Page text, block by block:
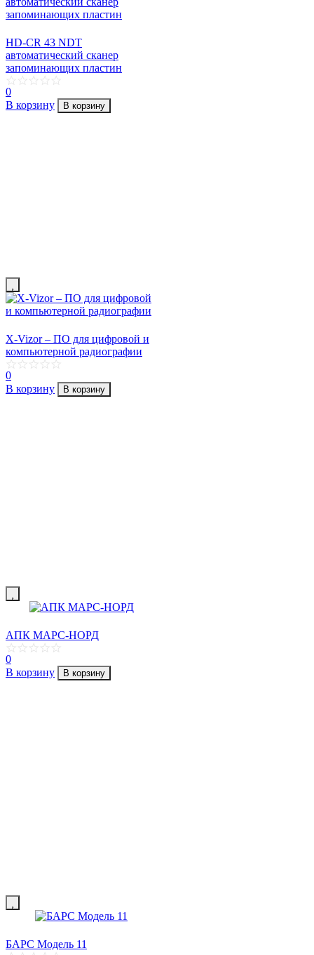
HD-CR 43 NDT
автоматический сканер
запоминающих пластин
0
В корзину
В корзину
X-Vizor – ПО для цифровой и
компьютерной радиографии
0
В корзину
В корзину
АПК МАРС-НОРД
0
В корзину
В корзину
БАРС Модель 11